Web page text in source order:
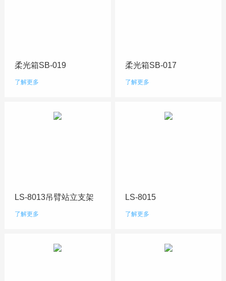
柔光箱SB-019
了解更多
柔光箱SB-017
了解更多
LS-8013吊臂站立支架
了解更多
LS-8015
了解更多